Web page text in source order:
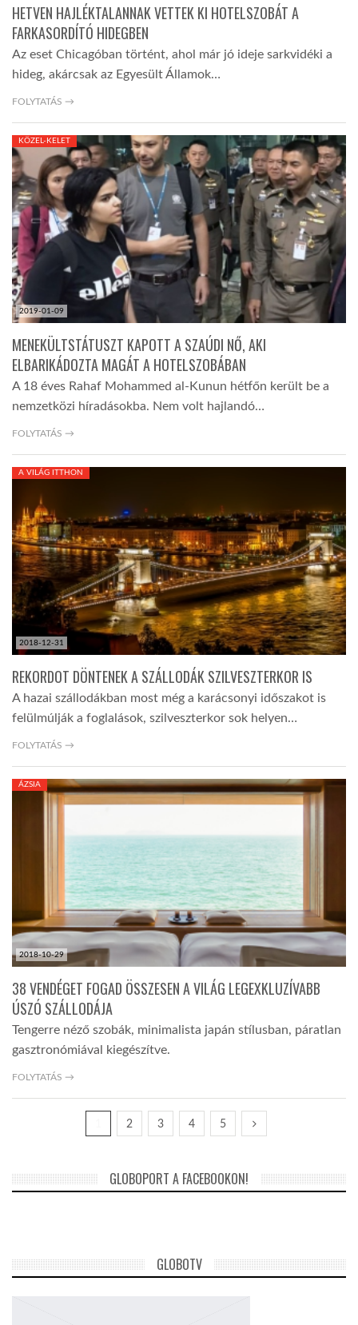
HETVEN HAJLÉKTALANNAK VETTEK KI HOTELSZOBÁT A
FARKASORDÍTÓ HIDEGBEN
Az eset Chicagóban történt, ahol már jó ideje sarkvidéki a
hideg, akárcsak az Egyesült Államok…
FOLYTATÁS →
2019-01-09
KÖZEL-KELET
MENEKÜLTSTÁTUSZT KAPOTT A SZAÚDI NŐ, AKI
ELBARIKÁDOZTA MAGÁT A HOTELSZOBÁBAN
A 18 éves Rahaf Mohammed al-Kunun hétfőn került be a
nemzetközi híradásokba. Nem volt hajlandó…
FOLYTATÁS →
2018-12-31
A VILÁG ITTHON
REKORDOT DÖNTENEK A SZÁLLODÁK SZILVESZTERKOR IS
A hazai szállodákban most még a karácsonyi időszakot is
felülmúlják a foglalások, szilveszterkor sok helyen…
FOLYTATÁS →
2018-10-29
ÁZSIA
38 VENDÉGET FOGAD ÖSSZESEN A VILÁG LEGEXKLUZÍVABB
ÚSZÓ SZÁLLODÁJA
Tengerre néző szobák, minimalista japán stílusban, páratlan
gasztronómiával kiegészítve.
FOLYTATÁS →
2 3 4 5
GLOBOPORT A FACEBOOKON!
GLOBOTV